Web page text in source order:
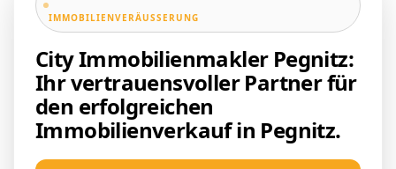
IMMOBILIENVERÄUSSERUNG
City Immobilienmakler Pegnitz:
Ihr vertrauensvoller Partner für
den erfolgreichen
Immobilienverkauf in Pegnitz.